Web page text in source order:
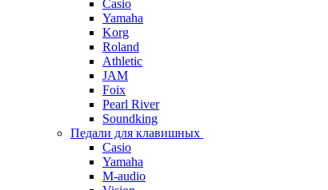
Casio
Yamaha
Korg
Roland
Athletic
JAM
Foix
Pearl River
Soundking
Педали для клавишных
Casio
Yamaha
M-audio